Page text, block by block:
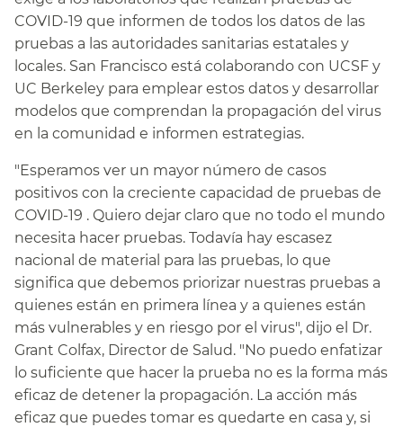
COVID-19 que informen de todos los datos de las
pruebas a las autoridades sanitarias estatales y
locales. San Francisco está colaborando con UCSF y
UC Berkeley para emplear estos datos y desarrollar
modelos que comprendan la propagación del virus
en la comunidad e informen estrategias.​​
"Esperamos ver un mayor número de casos
positivos con la creciente capacidad de pruebas de
COVID-19 . Quiero dejar claro que no todo el mundo
necesita hacer pruebas. Todavía hay escasez
nacional de material para las pruebas, lo que
significa que debemos priorizar nuestras pruebas a
quienes están en primera línea y a quienes están
más vulnerables y en riesgo por el virus", dijo el Dr.
Grant Colfax, Director de Salud. "No puedo enfatizar
lo suficiente que hacer la prueba no es la forma más
eficaz de detener la propagación. La acción más
eficaz que puedes tomar es quedarte en casa y, si